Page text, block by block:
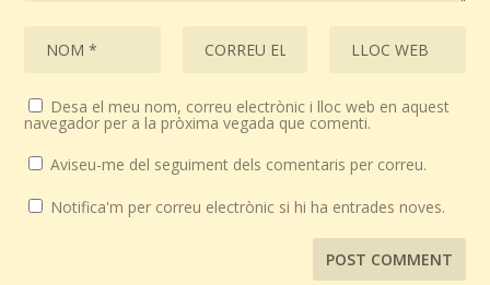
Desa el meu nom, correu electrònic i lloc web en aquest
navegador per a la pròxima vegada que comenti.
Aviseu-me del seguiment dels comentaris per correu.
Notifica'm per correu electrònic si hi ha entrades noves.